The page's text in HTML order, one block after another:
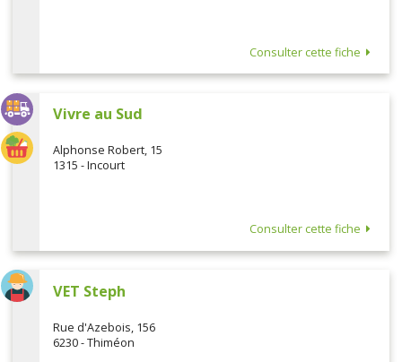
Consulter cette fiche
Vivre au Sud
Alphonse Robert, 15
1315 - Incourt
Consulter cette fiche
VET Steph
Rue d'Azebois, 156
6230 - Thiméon